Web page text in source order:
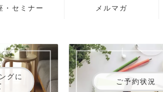
・セミナー メルマガ
グに
ご予約状況